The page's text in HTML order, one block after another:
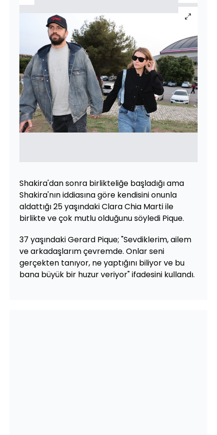
Shakira'dan sonra birlikteliğe başladığı ama
Shakira'nın iddiasına göre kendisini onunla
aldattığı 25 yaşındaki Clara Chia Marti ile
birlikte ve çok mutlu olduğunu söyledi Pique.
37 yaşındaki Gerard Pique; "Sevdiklerim, ailem
ve arkadaşlarım çevremde. Onlar seni
gerçekten tanıyor, ne yaptığını biliyor ve bu
bana büyük bir huzur veriyor" ifadesini kullandı.